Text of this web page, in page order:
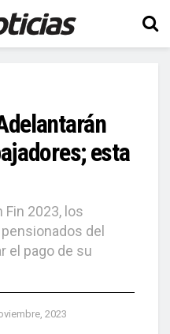
esta
Fin 2023, los
del
el pago de su
2023